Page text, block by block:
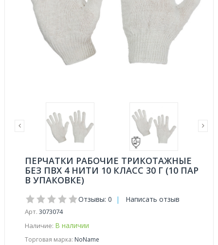
ПЕРЧАТКИ РАБОЧИЕ ТРИКОТАЖНЫЕ
БЕЗ ПВХ 4 НИТИ 10 КЛАСС 30 Г (10 ПАР
В УПАКОВКЕ)
Отзывы: 0 | Написать отзыв
Арт. 3073074
Наличие: В наличии
Торговая марка: NoName